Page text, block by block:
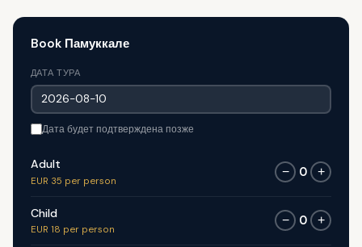
Book Памуккале
ДАТА ТУРА
Дата будет подтверждена позже
Adult
EUR 35 per person
− 0 +
Child
EUR 18 per person
− 0 +